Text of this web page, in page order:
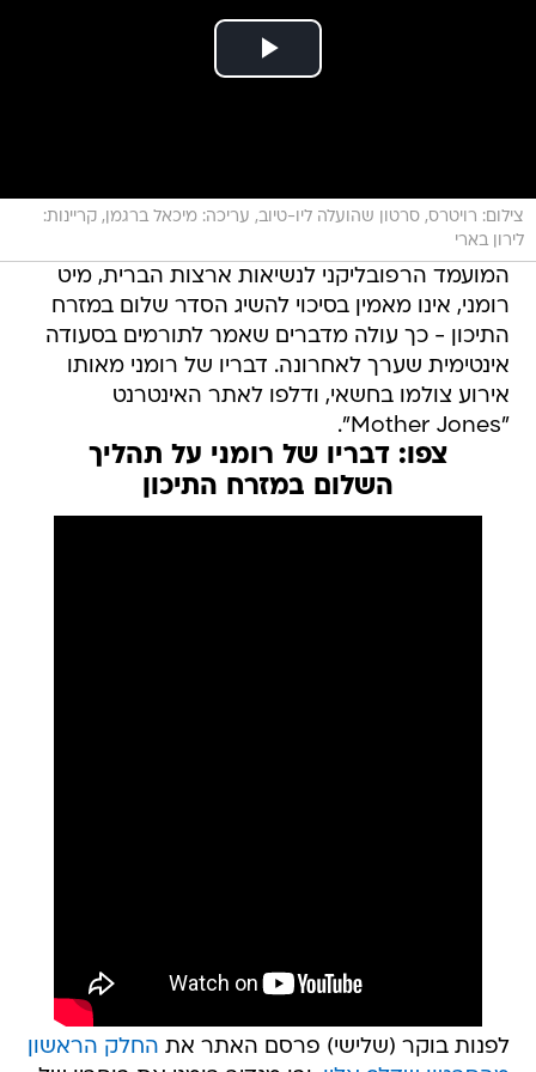
צילום: רויטרס, סרטון שהועלה ליו-טיוב, עריכה: מיכאל ברגמן, קריינות:
לירון בארי
המועמד הרפובליקני לנשיאות ארצות הברית, מיט
רומני, אינו מאמין בסיכוי להשיג הסדר שלום במזרח
התיכון - כך עולה מדברים שאמר לתורמים בסעודה
אינטימית שערך לאחרונה. דבריו של רומני מאותו
אירוע צולמו בחשאי, ודלפו לאתר האינטרנט
"Mother Jones".
צפו: דבריו של רומני על תהליך
השלום במזרח התיכון
לפנות בוקר (שלישי) פרסם האתר את החלק הראשון